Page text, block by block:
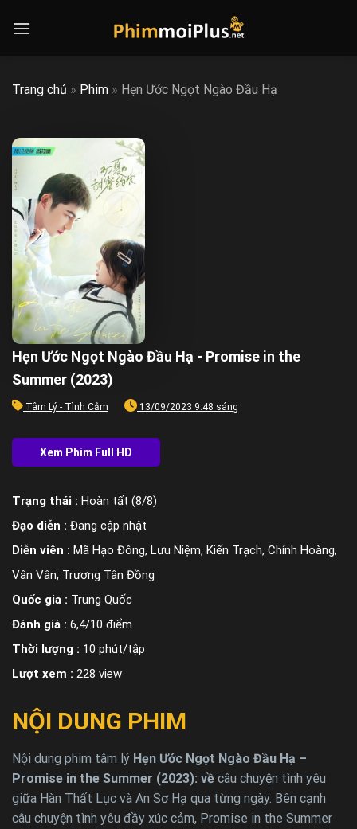
Trang chủ » Phim » Hẹn Ước Ngọt Ngào Đầu Hạ
Hẹn Ước Ngọt Ngào Đầu Hạ - Promise in the
Summer (2023)
Tâm Lý - Tình Cảm 13/09/2023 9:48 sáng
Trạng thái : Hoàn tất (8/8)
Đạo diễn : Đang cập nhật
Diễn viên : Mã Hạo Đông, Lưu Niệm, Kiến Trạch, Chính Hoàng,
Vân Vân, Trương Tân Đồng
Quốc gia : Trung Quốc
Đánh giá : 6,4/10 điểm
Thời lượng : 10 phút/tập
Lượt xem : 228 view
NỘI DUNG PHIM
Nội dung phim tâm lý Hẹn Ước Ngọt Ngào Đầu Hạ –
Promise in the Summer (2023): về câu chuyện tình yêu
giữa Hàn Thất Lục và An Sơ Hạ qua từng ngày. Bên cạnh
câu chuyện tình yêu đầy xúc cảm, Promise in the Summer